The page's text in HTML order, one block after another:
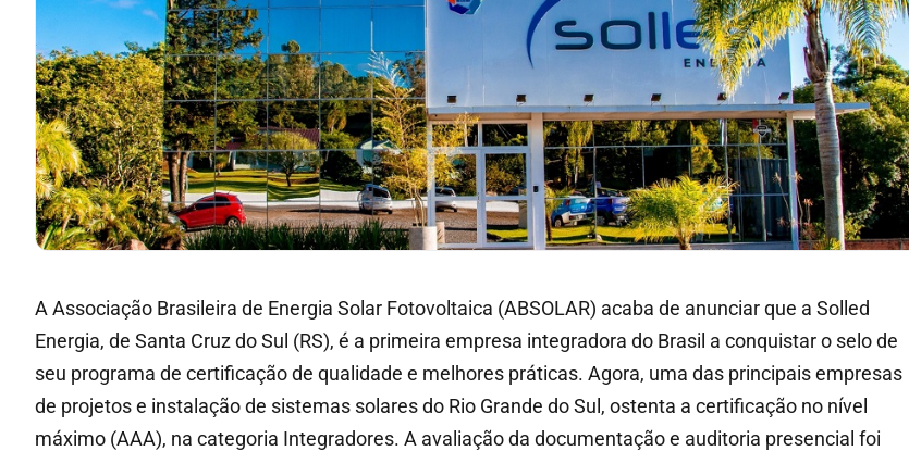
A Associação Brasileira de Energia Solar Fotovoltaica (ABSOLAR) acaba de anunciar que a Solled
Energia, de Santa Cruz do Sul (RS), é a primeira empresa integradora do Brasil a conquistar o selo de
seu programa de certificação de qualidade e melhores práticas. Agora, uma das principais empresas
de projetos e instalação de sistemas solares do Rio Grande do Sul, ostenta a certificação no nível
máximo (AAA), na categoria Integradores. A avaliação da documentação e auditoria presencial foi